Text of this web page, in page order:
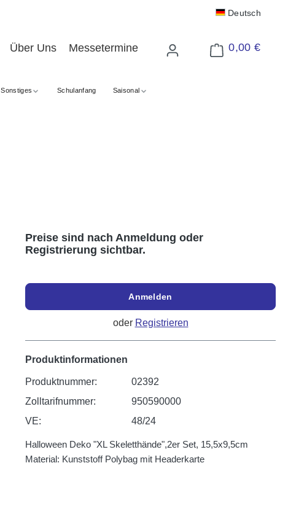
Deutsch
Über Uns Messetermine 0,00 €
Warenkorb enthält
Sonstiges Schulanfang Saisonal
Preise sind nach Anmeldung oder
Registrierung sichtbar.
Anmelden
oder Registrieren
Produktinformationen
Produktnummer:
02392
Zolltarifnummer:
950590000
VE:
48/24
Halloween Deko "XL Skeletthände",2er Set, 15,5x9,5cm
Material: Kunststoff Polybag mit Headerkarte